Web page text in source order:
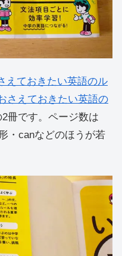
えておきたい英語のル
さえておきたい英語の
2冊です。ページ数は
・canなどのほうが若